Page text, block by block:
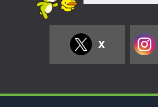
X